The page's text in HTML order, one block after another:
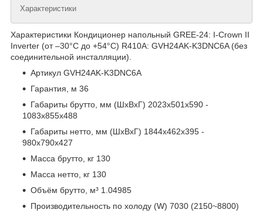
Характеристики
Характеристики Кондиционер напольный GREE-24: I-Crown II
Inverter (от –30°С до +54°С) R410A: GVH24AK-K3DNC6A (без
соединительной инсталляции).
Артикул GVH24AK-K3DNC6A
Гарантия, м 36
Габариты брутто, мм (ШxВxГ) 2023х501х590 -
1083х855х488
Габариты нетто, мм (ШxВxГ) 1844х462х395 -
980х790х427
Масса брутто, кг 130
Масса нетто, кг 130
Объём брутто, м³ 1.04985
Производительность по холоду (W) 7030 (2150~8800)